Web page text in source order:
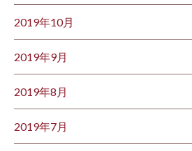
2019年10月
2019年9月
2019年8月
2019年7月